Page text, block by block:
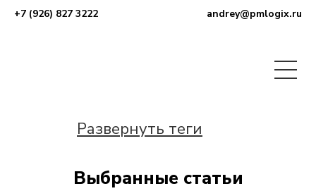
+7 (926) 827 3222 andrey@pmlogix.ru
Развернуть теги
Выбранные статьи